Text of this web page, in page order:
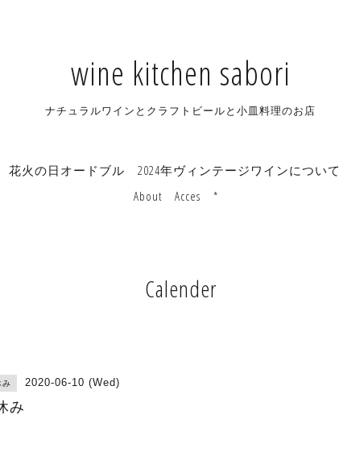
wine kitchen sabori
ナチュラルワインとクラフトビールと小皿料理のお店
花火の日オードブル 2024年ヴィンテージワインについて
About
Acces *
Calender
み 2020-06-10 (Wed)
み